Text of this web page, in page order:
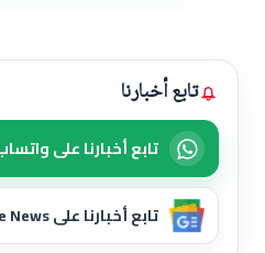
تابع أخبارنا
تابع أخبارنا على
تابع أخبارنا على Google News